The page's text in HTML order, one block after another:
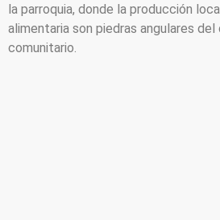
la parroquia, donde la producción
alimentaria son piedras angulares
comunitario.